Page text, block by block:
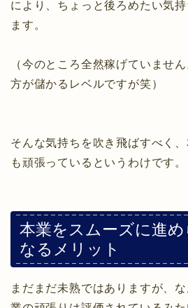
により、ちょっと後ろめたい気
ます。
（今のところ全然稼げていませ
方が儲かるレベルですが笑）
そんな気持ちを吹き飛ばすべく
も頑張っているというわけです。
本業をスムーズに進
なるメリット
まだまだ未熟ではありますが、